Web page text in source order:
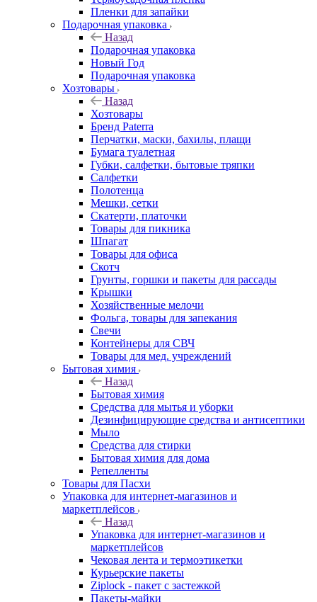
Пленки для запайки
Подарочная упаковка
Назад
Подарочная упаковка
Новый Год
Подарочная упаковка
Хозтовары
Назад
Хозтовары
Бренд Paterra
Перчатки, маски, бахилы, плащи
Бумага туалетная
Губки, салфетки, бытовые тряпки
Салфетки
Полотенца
Мешки, сетки
Скатерти, платочки
Товары для пикника
Шпагат
Товары для офиса
Скотч
Грунты, горшки и пакеты для рассады
Крышки
Хозяйственные мелочи
Фольга, товары для запекания
Свечи
Контейнеры для СВЧ
Товары для мед. учреждений
Бытовая химия
Назад
Бытовая химия
Средства для мытья и уборки
Дезинфицирующие средства и антисептики
Мыло
Средства для стирки
Бытовая химия для дома
Репелленты
Товары для Пасхи
Упаковка для интернет-магазинов и
маркетплейсов
Назад
Упаковка для интернет-магазинов и
маркетплейсов
Чековая лента и термоэтикетки
Курьерские пакеты
Ziplock - пакет с застежкой
Пакеты-майки